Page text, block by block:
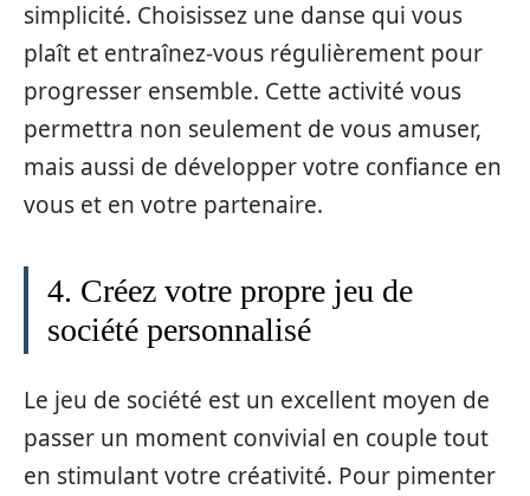
simplicité. Choisissez une danse qui vous
plaît et entraînez-vous régulièrement pour
progresser ensemble. Cette activité vous
permettra non seulement de vous amuser,
mais aussi de développer votre confiance en
vous et en votre partenaire.
4. Créez votre propre jeu de
société personnalisé
Le jeu de société est un excellent moyen de
passer un moment convivial en couple tout
en stimulant votre créativité. Pour pimenter